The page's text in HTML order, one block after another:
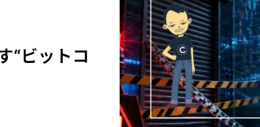
“ビットコ